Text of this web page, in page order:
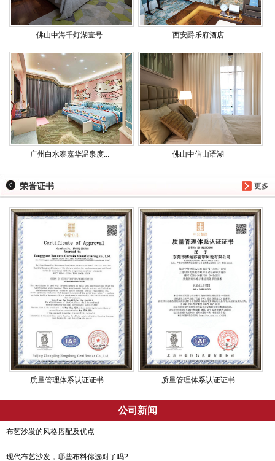
佛山中海千灯湖壹号 西安爵乐府酒店
广州白水寨嘉华温泉度... 佛山中信山语湖
更多
荣誉证书
质量管理体系认证证书... 质量管理体系认证证书
公司新闻
布艺沙发的风格搭配及优点
现代布艺沙发，哪些布料你选对了吗?